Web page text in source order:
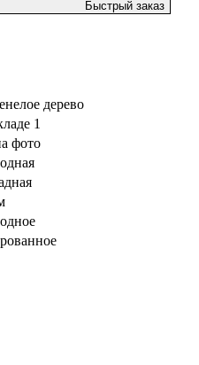
Быстрый заказ
дерево
1
фото